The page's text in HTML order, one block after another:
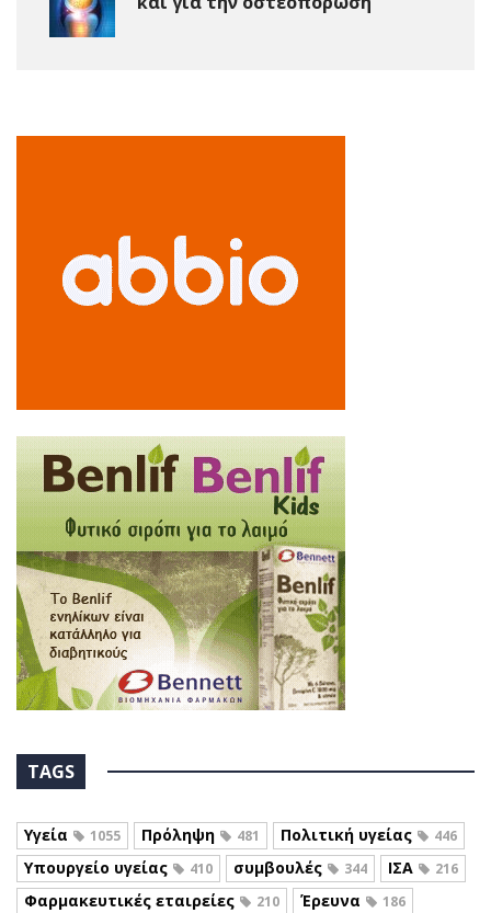
TAGS
Υγεία 1055 Πρόληψη 481 Πολιτική υγείας 446
Υπουργείο υγείας 410 συμβουλές 344 ΙΣΑ 216
Φαρμακευτικές εταιρείες 210 Έρευνα 186